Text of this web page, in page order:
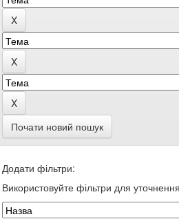
Почати новий пошук
Додати фільтри:
Використовуйте фільтри для